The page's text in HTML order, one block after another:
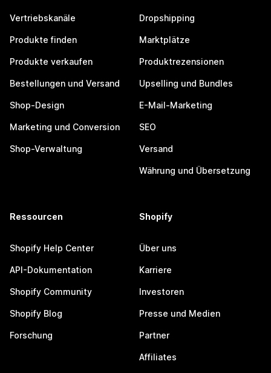
Vertriebskanäle
Produkte finden
Produkte verkaufen
Bestellungen und Versand
Shop-Design
Marketing und Conversion
Shop-Verwaltung
Dropshipping
Marktplätze
Produktrezensionen
Upselling und Bundles
E-Mail-Marketing
SEO
Versand
Währung und Übersetzung
Ressourcen
Shopify Help Center
API-Dokumentation
Shopify Community
Shopify Blog
Forschung
Shopify
Über uns
Karriere
Investoren
Presse und Medien
Partner
Affiliates